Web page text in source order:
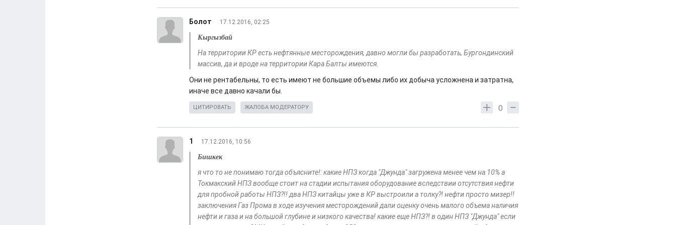
Болот 17.12.2016, 02:25
Кыргызбай
На территории КР есть нефтянные месторождения, давно могли бы разработать, Бургондинский
массив, да и вроде на территории Кара Балты имеются.
Они не рентабельны, то есть имеют не большие объемы либо их добыча усложнена и затратна,
иначе все давно качали бы.
0
ЦИТИРОВАТЬ ЖАЛОБА МОДЕРАТОРУ
1 17.12.2016, 10:56
Бишкек
я что то не понимаю тогда объясните!: какие НПЗ когда "Джунда" загружена менее чем на 10% а
Токмакский НПЗ вообще стоит на стадии испытания оборудование вследствии отсутствия нефти
для пробной работы НПЗ?!! два НПЗ китайцы уже в КР выстроили а толку?! нефти просто мизер!!
заключения Газ Прома в ходе изучения месторождений дали оценку очень малого объема наличия
нефти и газа и на большой глубине и низкого качества! какие еще НПЗ?! в один НПЗ "Джунда" если